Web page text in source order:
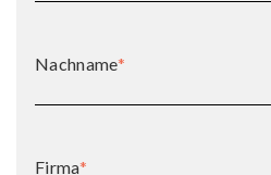
Nachname*
Firma*